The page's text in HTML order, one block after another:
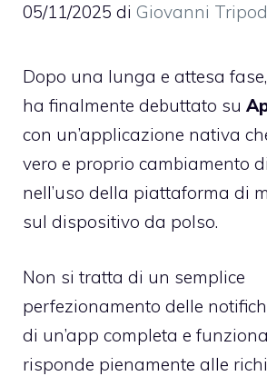
05/11/2025 di Giovanni
Dopo una lunga e attesa fase,
ha finalmente debuttato su
con un’applicazione nativa
vero e proprio cambiamento
nell’uso della piattaforma di
sul dispositivo da polso.
Non si tratta di un semplice
perfezionamento delle
di un’app completa e
risponde pienamente alle